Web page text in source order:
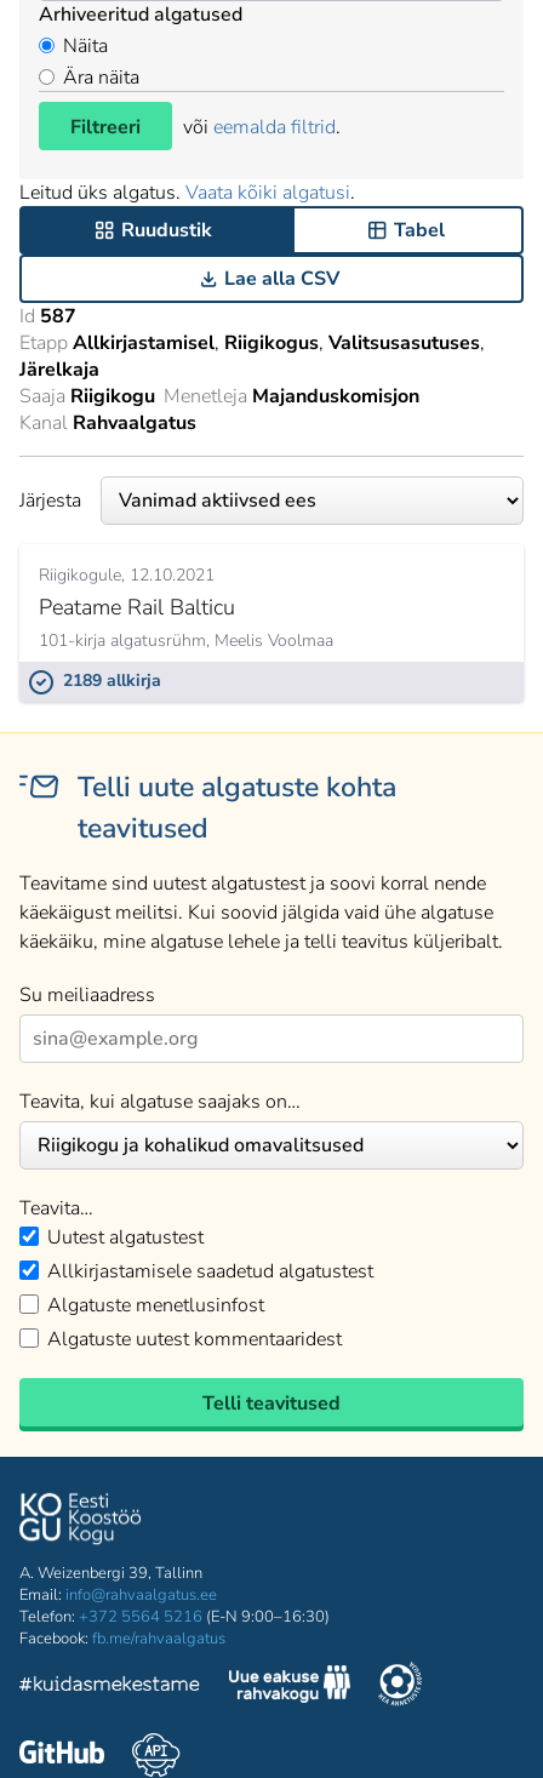
Arhiveeritud algatused
Näita
Ära näita
Filtreeri
või eemalda filtrid.
Leitud üks algatus. Vaata kõiki algatusi.
Ruudustik
Tabel
Lae alla CSV
Id 587
EtappAllkirjastamisel Riigikogus Valitsusasutuses
Järelkaja
Saaja Riigikogu Menetleja Majanduskomisjon
Kanal Rahvaalgatus
Järjesta
Riigikogule 12.10.2021
Peatame Rail Balticu
101-kirja algatusrühm, Meelis Voolmaa
2189 allkirja
Telli uute algatuste kohta
teavitused
Teavitame sind uutest algatustest ja soovi korral nende
käekäigust meilitsi. Kui soovid jälgida vaid ühe algatuse
käekäiku, mine algatuse lehele ja telli teavitus küljeribalt.
Su meiliaadress
Teavita, kui algatuse saajaks on…
Teavita…
Uutest algatustest
Allkirjastamisele saadetud algatustest
Algatuste menetlusinfost
Algatuste uutest kommentaaridest
Telli teavitused
A. Weizenbergi 39, Tallinn
Email: info@rahvaalgatus.ee
Telefon: +372 5564 5216 (E-N 9:00–16:30)
Facebook: fb.me/rahvaalgatus